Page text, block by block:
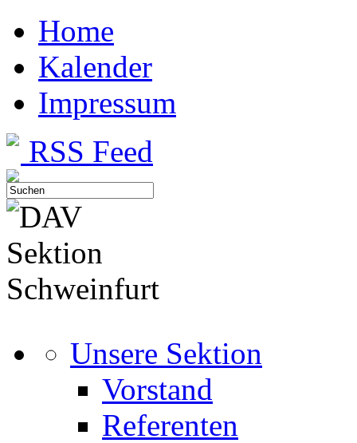
Home
Kalender
Impressum
RSS Feed
Unsere Sektion
Vorstand
Referenten